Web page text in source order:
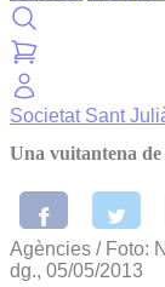
Societat Sant
Una vuitantena
Agències / Foto:
dg., 05/05/2013